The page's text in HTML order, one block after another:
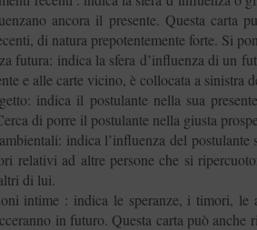
ancora il presente. Questa carta
di natura prepotentemente forte. Si
futura: indica la sfera d’influenza di un
e alle carte vicino, è collocata a sinistra
indica il postulante nella sua
di porre il postulante nella giusta
indica l’influenza del
relativi ad altre persone che si
di lui.
intime : indica le speranze, i timori, le
in futuro. Questa carta può anche